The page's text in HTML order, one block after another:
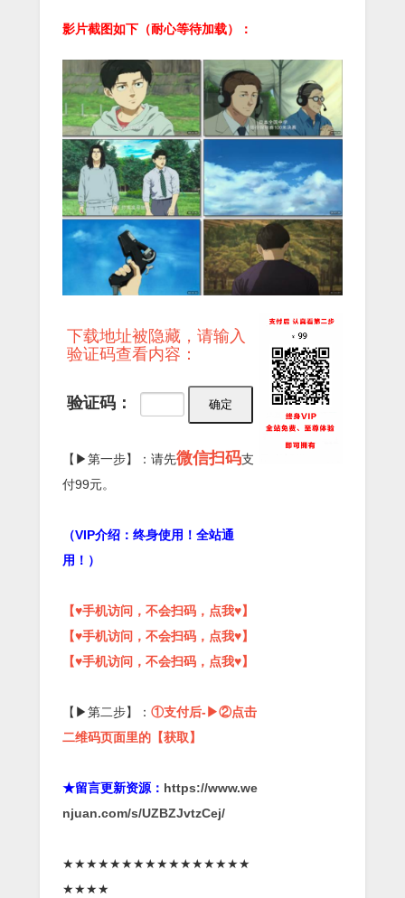
影片截图如下（耐心等待加载）：
下载地址被隐藏，请输入
验证码查看内容：
验证码：
【▶第一步】：请先微信扫码支
付99元。
（VIP介绍：终身使用！全站通
用！）
【♥手机访问，不会扫码，点我♥】
【♥手机访问，不会扫码，点我♥】
【♥手机访问，不会扫码，点我♥】
【▶第二步】： ①支付后-▶②点击
二维码页面里的【获取】
★留言更新资源： https://www.we
njuan.com/s/UZBZJvtzCej/
★★★★★★★★★★★★★★★★
★★★★